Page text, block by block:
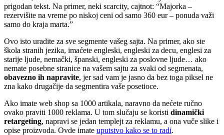
prigodan tekst. Na primer, neki scarcity, cajtnot: “Majorka –
rezervišite na vreme po niskoj ceni od samo 360 eur – ponuda važi
samo do kraja marta.”
Ovo isto uradite za sve segmente vašeg sajta. Na primer, ako ste
škola stranih jezika, imaćete engleski, engleski za decu, englesi za
starije ljude, nemački, španski, engleski za poslovne ljude… ako
nemate posebne stranice na vašem sajtu za svaki od segmenata,
obavezno ih napravite, jer sad vam je jasno da bez toga piksel ne
zna kako drugačije da segmentira vaše posetioce.
Ako imate web shop sa 1000 artikala, naravno da nećete ručno
ovako praviti 1000 reklama. U tom slučaju se koristi dinamički
retargeting, napravi se jedan templejt za reklamu, a ona vuče slike i
opise proizvoda. Ovde imate uputstvo kako se to radi.